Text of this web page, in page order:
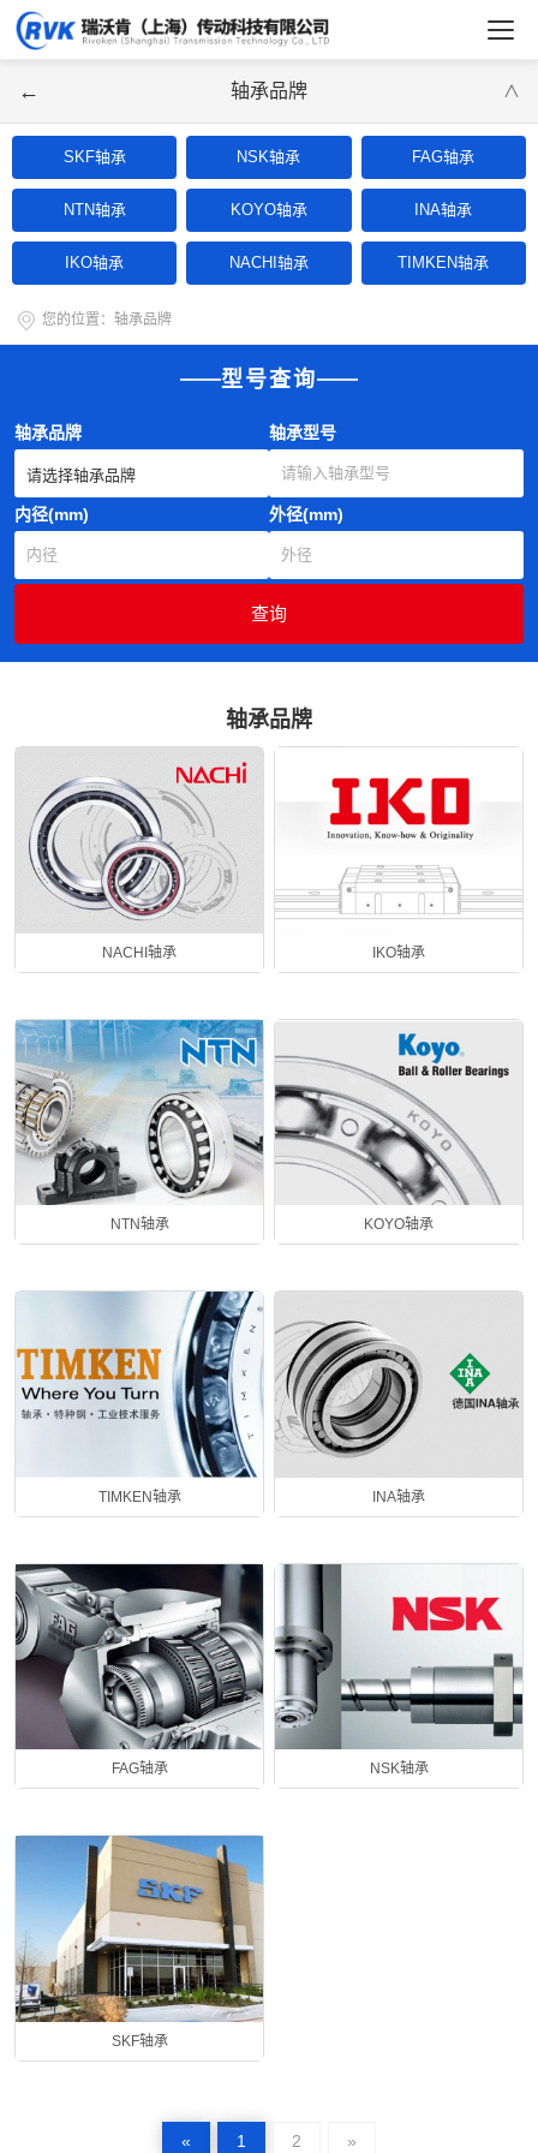
← 轴承品牌 ∨
SKF轴承 NSK轴承 FAG轴承
NTN轴承 KOYO轴承 INA轴承
IKO轴承 NACHI轴承 TIMKEN轴承
您的位置： 轴承品牌
型号查询
轴承品牌 轴承型号
内径(mm) 外径(mm)
轴承品牌
NACHI轴承 IKO轴承
NTN轴承 KOYO轴承
TIMKEN轴承 INA轴承
FAG轴承 NSK轴承
SKF轴承
« 1 2 »